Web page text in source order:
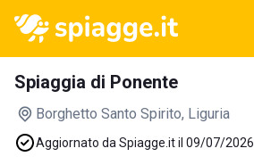
Spiaggia di Ponente
Borghetto Santo Spirito, Liguria
Aggiornato da Spiagge.it il 09/07/2026